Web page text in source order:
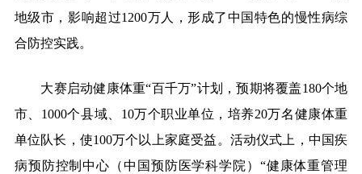
地级市，影响超过1200万人，形成了中国特色的慢性病综
合防控实践。
大赛启动健康体重“百千万”计划，预期将覆盖180个地
市、1000个县域、10万个职业单位，培养20万名健康体重
单位队长，使100万个以上家庭受益 。 活动仪式上，中国疾
病预防控制中心（中国预防医学科学院） “健康体重管理